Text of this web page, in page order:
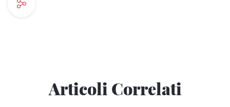
Articoli Correlati